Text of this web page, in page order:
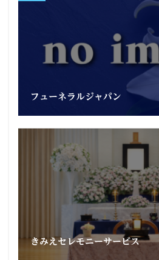
フューネラルジャパン
きみえセレモニーサービス